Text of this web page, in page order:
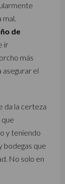
mal.
de
ir
más
asegurar el
da la certeza
que
y teniendo
bodegas que
No solo en